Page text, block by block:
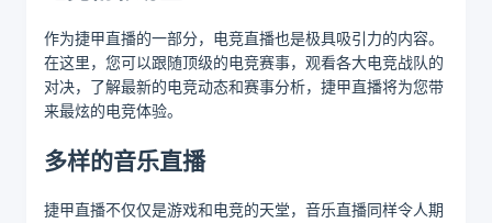
作为捷甲直播的一部分，电竞直播也是极具吸引力的内容。
在这里，您可以跟随顶级的电竞赛事，观看各大电竞战队的
对决，了解最新的电竞动态和赛事分析，捷甲直播将为您带
来最炫的电竞体验。
多样的音乐直播
捷甲直播不仅仅是游戏和电竞的天堂，音乐直播同样令人期